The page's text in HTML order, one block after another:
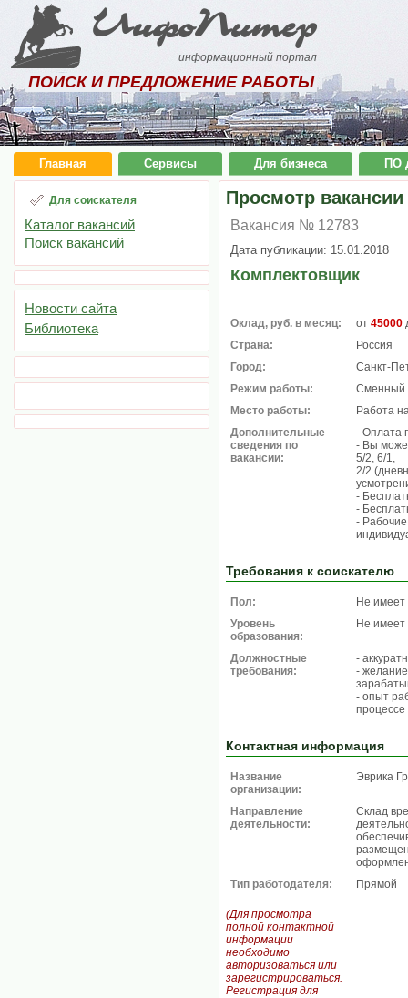
ИнфоПитер
информационный портал
ПОИСК И ПРЕДЛОЖЕНИЕ РАБОТЫ
Главная Сервисы Для бизнеса ПО
Для соискателя
Каталог вакансий
Поиск вакансий
Новости сайта
Библиотека
Просмотр вакансии
Вакансия № 12783
Дата публикации: 15.01.2018
Комплектовщик
Оклад, руб. в месяц: от 45000
Страна:
Россия
Город:
Санкт-
Режим работы:
Сменный
Место работы:
Работа
Дополнительные
сведения по
вакансии:
- Оплата
- Вы
5/2, 6/1,
2/2
-
-
-
Требования к соискателю
Пол:
Не имеет
Уровень
образования:
Не имеет
Должностные
требования:
-
-
- опыт
Контактная информация
Название
организации:
Эврика
Направление
деятельности:
Склад
Тип работодателя:
Прямой
(Для просмотра
полной контактной
информации
необходимо
авторизоваться или
зарегистрироваться.
Регистрация для